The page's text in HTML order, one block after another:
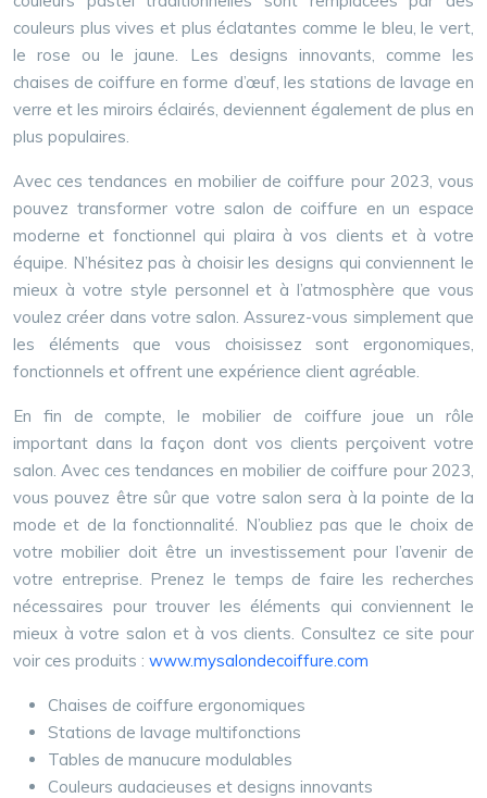
couleurs plus vives et plus éclatantes comme le bleu, le vert,
le rose ou le jaune. Les designs innovants, comme les
chaises de coiffure en forme d’œuf, les stations de lavage en
verre et les miroirs éclairés, deviennent également de plus en
plus populaires.
Avec ces tendances en mobilier de coiffure pour 2023, vous
pouvez transformer votre salon de coiffure en un espace
moderne et fonctionnel qui plaira à vos clients et à votre
équipe. N’hésitez pas à choisir les designs qui conviennent le
mieux à votre style personnel et à l’atmosphère que vous
voulez créer dans votre salon. Assurez-vous simplement que
les éléments que vous choisissez sont ergonomiques,
fonctionnels et offrent une expérience client agréable.
En fin de compte, le mobilier de coiffure joue un rôle
important dans la façon dont vos clients perçoivent votre
salon. Avec ces tendances en mobilier de coiffure pour 2023,
vous pouvez être sûr que votre salon sera à la pointe de la
mode et de la fonctionnalité. N’oubliez pas que le choix de
votre mobilier doit être un investissement pour l’avenir de
votre entreprise. Prenez le temps de faire les recherches
nécessaires pour trouver les éléments qui conviennent le
mieux à votre salon et à vos clients. Consultez ce site pour
voir ces produits : www.mysalondecoiffure.com
Chaises de coiffure ergonomiques
Stations de lavage multifonctions
Tables de manucure modulables
Couleurs audacieuses et designs innovants